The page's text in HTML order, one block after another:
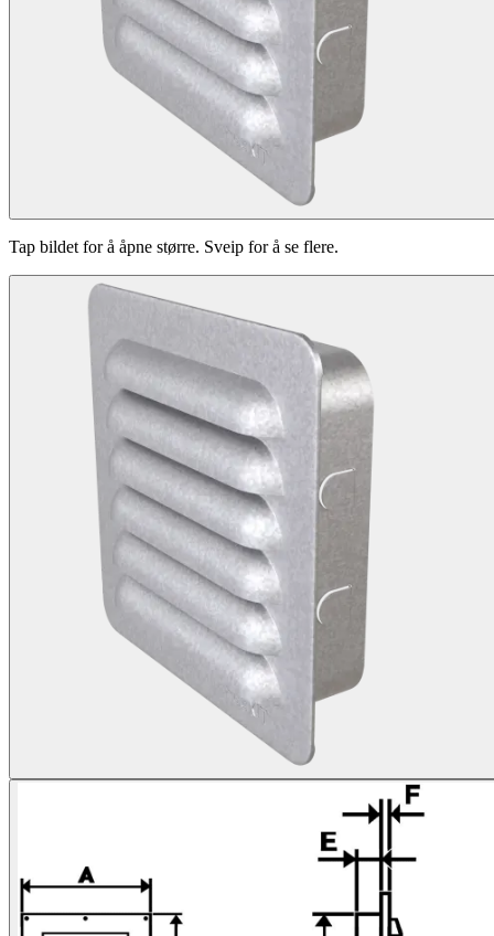
Tap bildet for å åpne større. Sveip for å se flere.